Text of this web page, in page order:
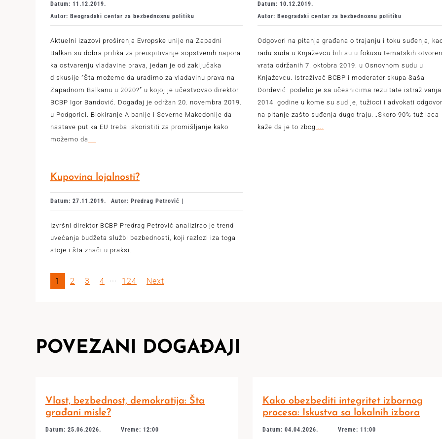
Datum: 11.12.2019.
Autor: Beogradski centar za bezbednosnu politiku
Aktuelni izazovi proširenja Evropske unije na Zapadni
Balkan su dobra prilika za preispitivanje sopstvenih napora
ka ostvarenju vladavine prava, jedan je od zaključaka
diskusije ”Šta možemo da uradimo za vladavinu prava na
Zapadnom Balkanu u 2020?” u kojoj je učestvovao direktor
BCBP Igor Bandović. Događaj je održan 20. novembra 2019.
u Podgorici. Blokiranje Albanije i Severne Makedonije da
nastave put ka EU treba iskoristiti za promišljanje kako
možemo da ...
Datum: 10.12.2019.
Autor: Beogradski centar za bezbednosnu politiku
Odgovori na pitanja građana o trajanju i toku suđenja,
radu suda u Knjaževcu bili su u fokusu tematskih
vrata održanih 7. oktobra 2019. u Osnovnom sudu u
Knjaževcu. Istraživač BCBP i moderator skupa Saša
Đorđević podelio je sa učesnicima rezultate
2014. godine u kome su sudije, tužioci i advokati
na pitanje zašto suđenja dugo traju. „Skoro 90% tužilaca
kaže da je to zbog ...
Kupovina lojalnosti?
Datum: 27.11.2019. Autor: Predrag Petrović |
Izvršni direktor BCBP Predrag Petrović analizirao je trend
uvećanja budžeta službi bezbednosti, koji razlozi iza toga
stoje i šta znači u praksi.
1 2 3 4 ··· 124 Next
POVEZANI DOGAĐAJI
Vlast, bezbednost, demokratija: Šta
građani misle?
Datum: 25.06.2026. Vreme: 12:00
Kako obezbediti integritet izbornog
procesa: Iskustva sa lokalnih izbora
Datum: 04.04.2026. Vreme: 11:00